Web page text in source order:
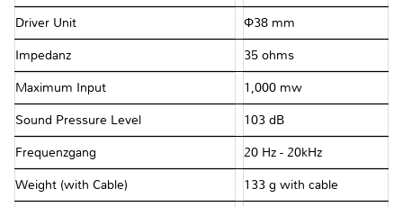
Driver Unit Φ38 mm
Impedanz 35 ohms
Maximum Input 1,000 mw
Sound Pressure Level 103 dB
Frequenzgang 20 Hz - 20kHz
Weight (with Cable) 133 g with cable